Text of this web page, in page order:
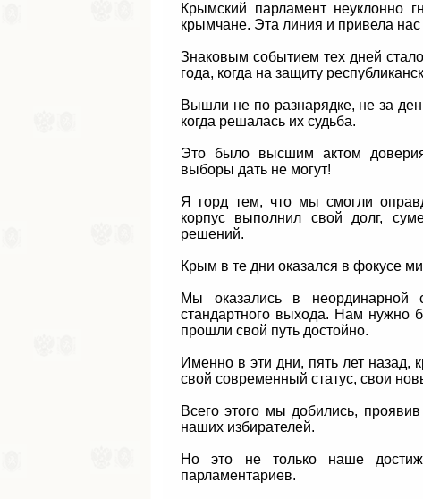
Крымский парламент неуклонно
крымчане. Эта линия и привела
Знаковым событием тех дней
года, когда на защиту
Вышли не по разнарядке, не за
когда решалась их судьба.
Это было высшим актом доверия
выборы дать не могут!
Я горд тем, что мы смогли
корпус выполнил свой долг,
решений.
Крым в те дни оказался в фокусе
Мы оказались в неординарной
стандартного выхода. Нам нужно
прошли свой путь достойно.
Именно в эти дни, пять лет
свой современный статус, свои
Всего этого мы добились,
наших избирателей.
Но это не только наше
парламентариев.